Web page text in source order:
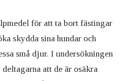
för att ta bort fästingar
skydda sina hundar och
små djur. I undersökningen
att de är osäkra